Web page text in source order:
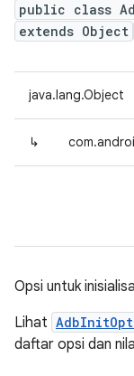
public class
extends Object
java.lang.Object
↳
Opsi untuk
Lihat
daftar opsi dan